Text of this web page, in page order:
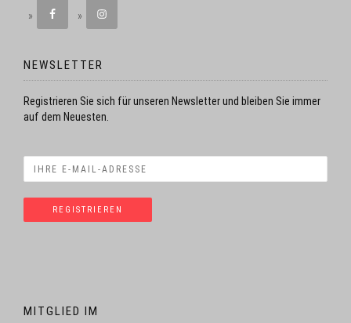
NEWSLETTER
Registrieren Sie sich für unseren Newsletter und bleiben Sie immer
auf dem Neuesten.
MITGLIED IM